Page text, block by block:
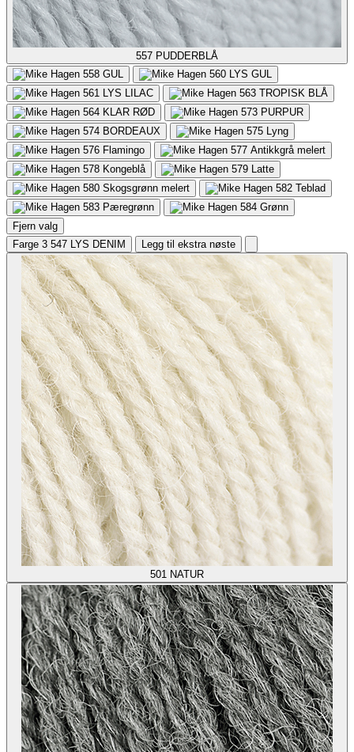
557 PUDDERBLÅ
558 GUL 560 LYS GUL
561 LYS LILAC 563 TROPISK BLÅ
564 KLAR RØD 573 PURPUR
574 BORDEAUX 575 Lyng
576 Flamingo 577 Antikkgrå melert
578 Kongeblå 579 Latte
580 Skogsgrønn melert 582 Teblad
583 Pæregrønn 584 Grønn
Fjern valg
Farge 3 547 LYS DENIM Legg til ekstra nøste
501 NATUR